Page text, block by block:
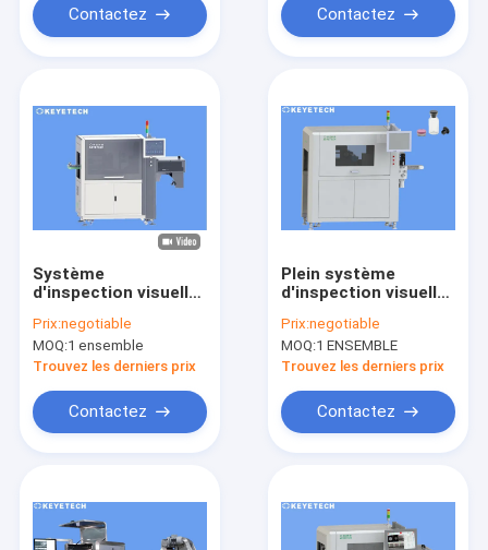
Produits
Contactez Contactez
Système
d'inspection visuelle
petit volume avec la
conception de pièce
de transmission
Prix:negotiable
MOQ:1 ensemble
Trouvez les derniers prix
Contactez
Plein système
d'inspection visuelle
bouteilles
pharmaceutiques
Prix:negotiable
MOQ:1 ENSEMBLE
Trouvez les derniers prix
Contactez